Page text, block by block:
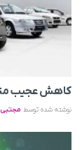
کاهش عجیب
نوشته شده توسط مجتبی